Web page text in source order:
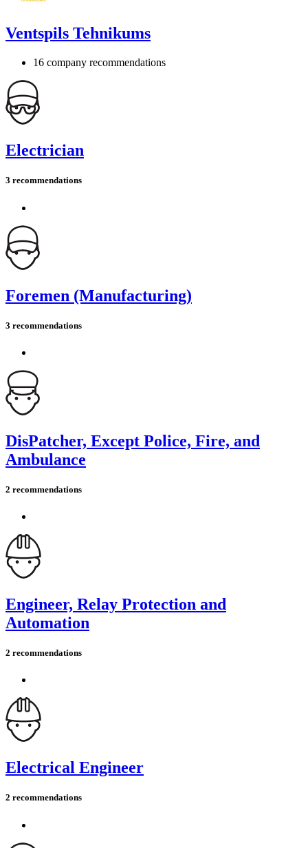
Ventspils Tehnikums
16 company recommendations
Electrician
3 recommendations
Foremen (Manufacturing)
3 recommendations
DisPatcher, Except Police, Fire, and
Ambulance
2 recommendations
Engineer, Relay Protection and
Automation
2 recommendations
Electrical Engineer
2 recommendations